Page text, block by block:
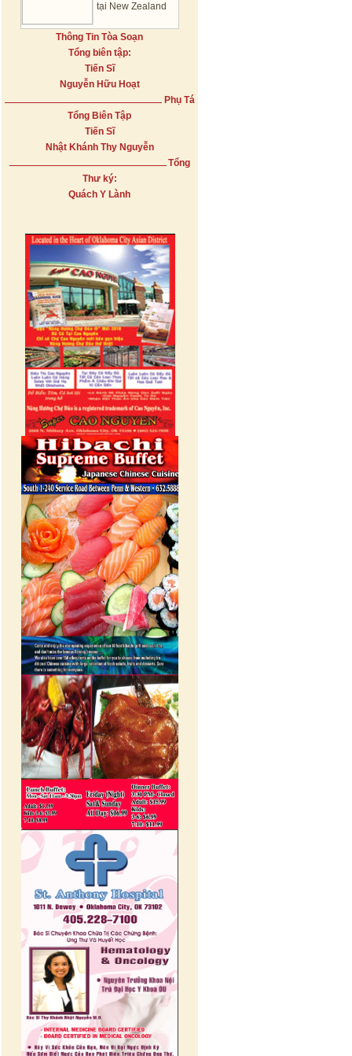
tại New Zealand
Thông Tin Tòa Soạn
Tổng biên tập:
Tiến Sĩ
Nguyễn Hữu Hoạt
Phụ Tá
Tổng Biên Tập
Tiến Sĩ
Nhật Khánh Thy Nguyễn
Tổng
Thư ký:
Quách Y Lành